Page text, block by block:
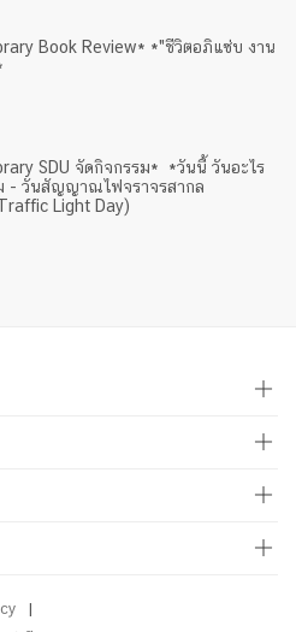
Book Review* *"ชีวิตอภิแซ่บ งาน
SDU จัดกิจกรรม* *วันนี้ วันอะไร
- วันสัญญาณไฟจราจรสากล
Light Day)